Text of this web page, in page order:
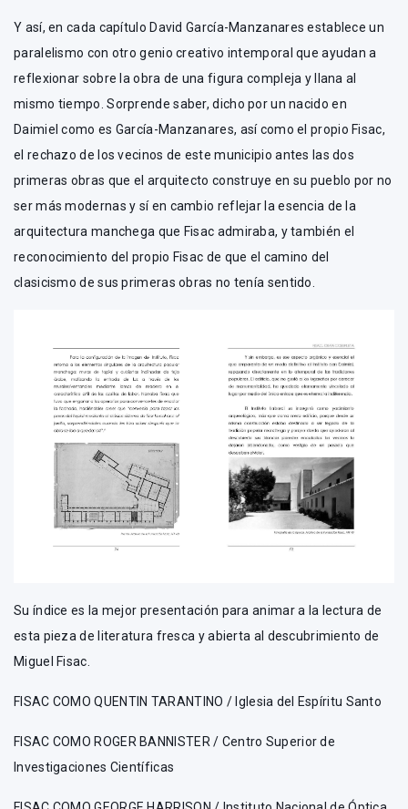
Y así, en cada capítulo David García-Manzanares establece un
paralelismo con otro genio creativo intemporal que ayudan a
reflexionar sobre la obra de una figura compleja y llana al
mismo tiempo. Sorprende saber, dicho por un nacido en
Daimiel como es García-Manzanares, así como el propio Fisac,
el rechazo de los vecinos de este municipio antes las dos
primeras obras que el arquitecto construye en su pueblo por no
ser más modernas y sí en cambio reflejar la esencia de la
arquitectura manchega que Fisac admiraba, y también el
reconocimiento del propio Fisac de que el camino del
clasicismo de sus primeras obras no tenía sentido.
Su índice es la mejor presentación para animar a la lectura de
esta pieza de literatura fresca y abierta al descubrimiento de
Miguel Fisac.
FISAC COMO QUENTIN TARANTINO / Iglesia del Espíritu Santo
FISAC COMO ROGER BANNISTER / Centro Superior de
Investigaciones Científicas